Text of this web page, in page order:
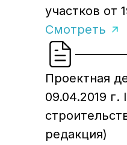
участков от
Смотреть
Проектная
09.04.2019 г.
редакция)